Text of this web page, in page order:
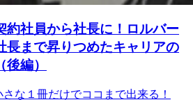
約社員から社長に！ロルバー
長まで昇りつめたキャリアの
編）